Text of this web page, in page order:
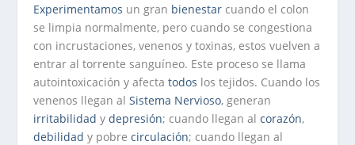
Experimentamos un gran bienestar cuando el colon
se limpia normalmente, pero cuando se congestiona
con incrustaciones, venenos y toxinas, estos vuelven a
entrar al torrente sanguíneo. Este proceso se llama
autointoxicación y afectatodos los tejidos. Cuando los
venenos llegan alSistema Nervioso, generan
irritabilidad ydepresión; cuando llegan alcorazón,
debilidad y pobrecirculación; cuando llegan al